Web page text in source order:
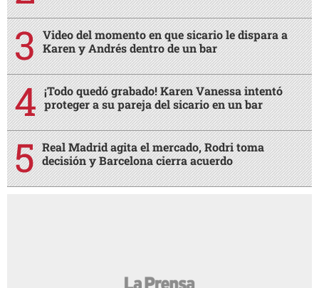
Video del momento en que sicario le dispara a
Karen y Andrés dentro de un bar
¡Todo quedó grabado! Karen Vanessa intentó
proteger a su pareja del sicario en un bar
Real Madrid agita el mercado, Rodri toma
decisión y Barcelona cierra acuerdo